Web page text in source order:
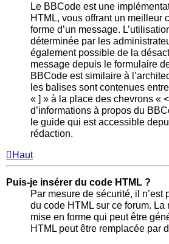
Le BBCode est une
HTML, vous offrant un meilleur
forme d’un message.
déterminée par les
également possible de la
message depuis le formulaire
BBCode est similaire à
les balises sont contenues
« ] » à la place des chevrons «
d’informations à propos du
le guide qui est accessible
rédaction.
Haut
Puis-je insérer du code HTML ?
Par mesure de sécurité, il n’est
du code HTML sur ce forum. La
mise en forme qui peut être
HTML peut être remplacée par